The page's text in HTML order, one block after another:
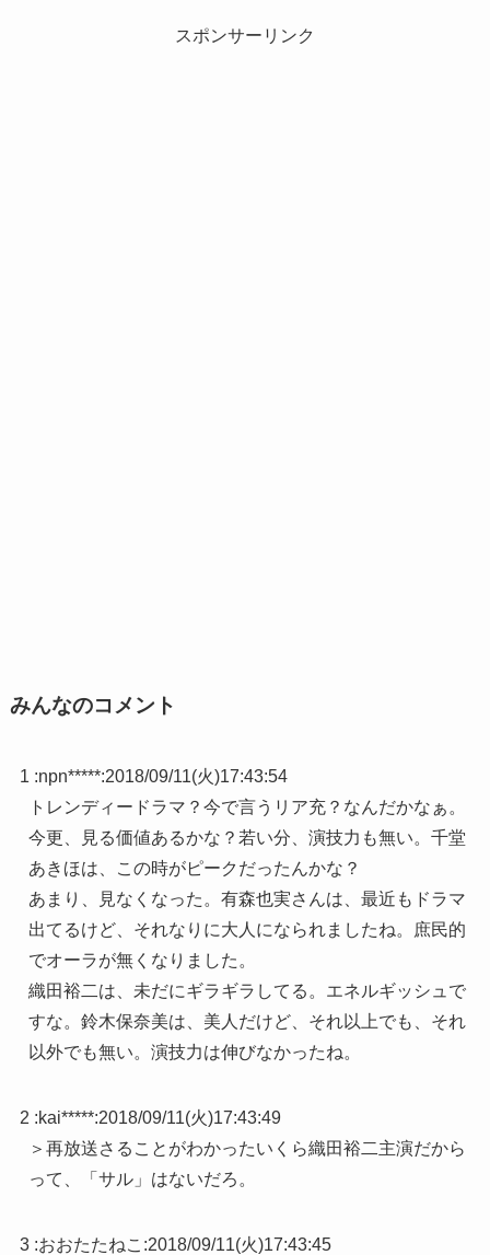
スポンサーリンク
みんなのコメント
1 :npn*****:2018/09/11(火)17:43:54
トレンディードラマ？今で言うリア充？なんだかなぁ。
今更、見る価値あるかな？若い分、演技力も無い。千堂
あきほは、この時がピークだったんかな？
あまり、見なくなった。有森也実さんは、最近もドラマ
出てるけど、それなりに大人になられましたね。庶民的
でオーラが無くなりました。
織田裕二は、未だにギラギラしてる。エネルギッシュで
すな。鈴木保奈美は、美人だけど、それ以上でも、それ
以外でも無い。演技力は伸びなかったね。
2 :kai*****:2018/09/11(火)17:43:49
＞再放送さることがわかったいくら織田裕二主演だから
って、「サル」はないだろ。
3 :おおたたねこ :2018/09/11(火)17:43:45